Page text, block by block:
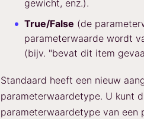
gewicht, enz.).
True/False (de
parameterwaarde wordt
(bijv. "bevat dit item
Standaard heeft een nieuw
parameterwaardetype. U kunt
parameterwaardetype van een